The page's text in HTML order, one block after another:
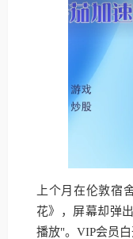
上个月在伦敦宿
花》，屏幕却弹
播放"。VIP会员